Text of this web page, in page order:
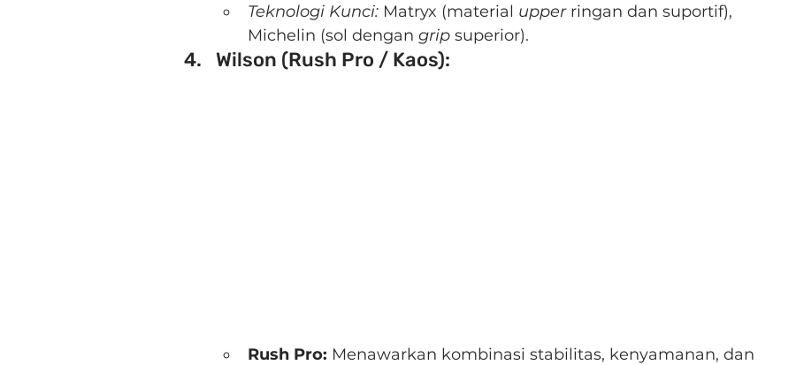
Teknologi Kunci: Matryx (material upper ringan dan suportif),
Michelin (sol dengan grip superior).
Wilson (Rush Pro / Kaos):
Rush Pro: Menawarkan kombinasi stabilitas, kenyamanan, dan